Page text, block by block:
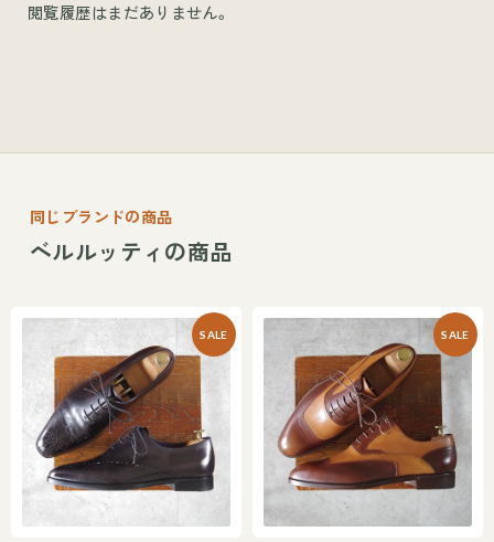
閲覧履歴はまだありません。
同じブランドの商品
ベルルッティの商品
SALE SALE